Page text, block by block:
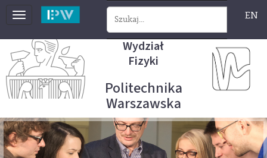
Toggle
EN
Wydział
Fizyki
Politechnika
Warszawska